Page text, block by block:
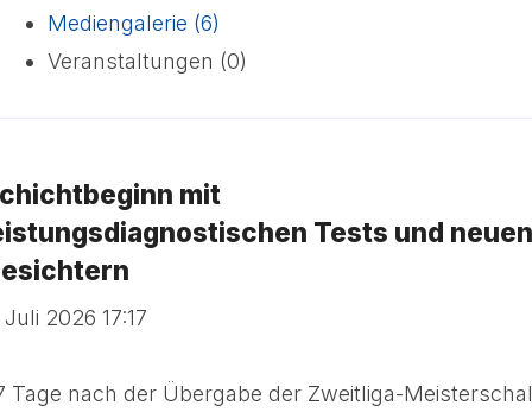
Mediengalerie (6)
Veranstaltungen (0)
mit
Tests und neuen
2026 17:17
Tage nach der Übergabe der Zweitliga-